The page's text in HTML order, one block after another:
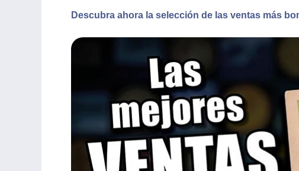
Descubra ahora la selección de las ventas más